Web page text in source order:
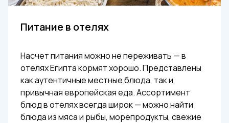
Питание в отелях
Насчет питания можно не переживать — в
отелях Египта кормят хорошо. Представлены
как аутентичные местные блюда, так и
привычная европейская еда. Ассортимент
блюд в отелях всегда широк — можно найти
блюда из мяса и рыбы, морепродукты, свежие